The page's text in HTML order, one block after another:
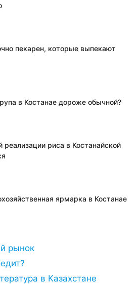
пекарен, которые выпекают
в Костанае дороже обычной?
реализации риса в Костанайской
ярмарка в Костанае
рынок
в Казахстане